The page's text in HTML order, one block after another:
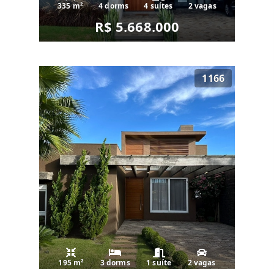
335 m² 4 dorms 4 suítes 2 vagas
R$ 5.668.000
1166
195 m² 3 dorms 1 suíte 2 vagas